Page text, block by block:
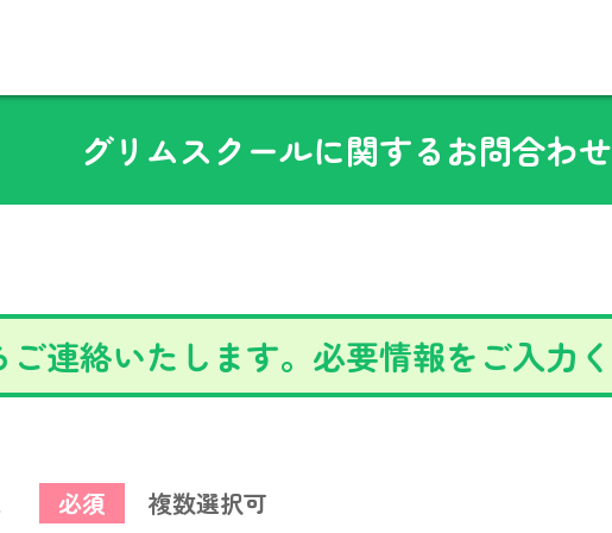
グリムスクールに関するお問合わせ
連絡いたします。必要情報をご入力
必須 複数選択可